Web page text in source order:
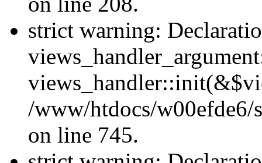
strict warning:
/www/htdocs/w00efde6/
on line 745.